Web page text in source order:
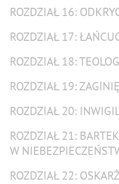
ROZDZIAŁ 16:
ROZDZIAŁ 17:
ROZDZIAŁ 18:
ROZDZIAŁ 19:
ROZDZIAŁ 20:
ROZDZIAŁ 21: BARTEK
W
ROZDZIAŁ 22: